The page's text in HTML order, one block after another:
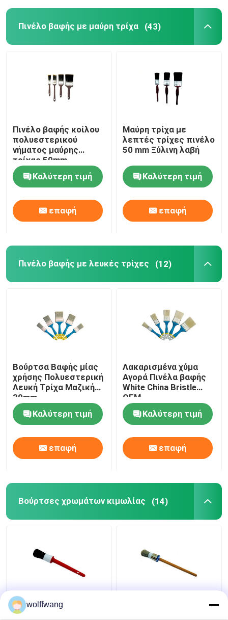
επαφή
Όλες οι περιπτώσεις
Πινέλο βαφής σπιτιού
Βούρτσα συνθετικού νήματος
Πινέλο βαφής με μαύρη τρίχα
Πινέλο βαφής με λευκές τρίχες
Ξαναγεμιζόμενος κύλινδρος βαφής
Ρολό πινέλο ζωγραφικής σπιτιών
Ζωγραφική διακοσμώντας τα εργαλεία
μη υφαμένες τσάντες υφάσματος
Πινέλο βαφής με μαύρη τρίχα (43)
Πινέλο βαφής κοίλου
πολυεστερικού
νήματος μαύρης
τρίχας 50mm
Καλύτερη τιμή
επαφή
Μαύρη τρίχα με
λεπτές τρίχες πινέλο
50 mm Ξύλινη λαβή
Καλύτερη τιμή
επαφή
Πινέλο βαφής με λευκές τρίχες (12)
Βούρτσα Βαφής μίας
χρήσης Πολυεστερική
Λευκή Τρίχα Μαζική
30mm
Καλύτερη τιμή
επαφή
Λακαρισμένα χύμα
Αγορά Πινέλα βαφής
White China Bristle
OEM
Καλύτερη τιμή
επαφή
Βούρτσες χρωμάτων κιμωλίας (14)
Συνθετικά πινέλα με
κιμωλία με μαύρη
Κοίλο τσιπ Στρογγυλό
wolffwang